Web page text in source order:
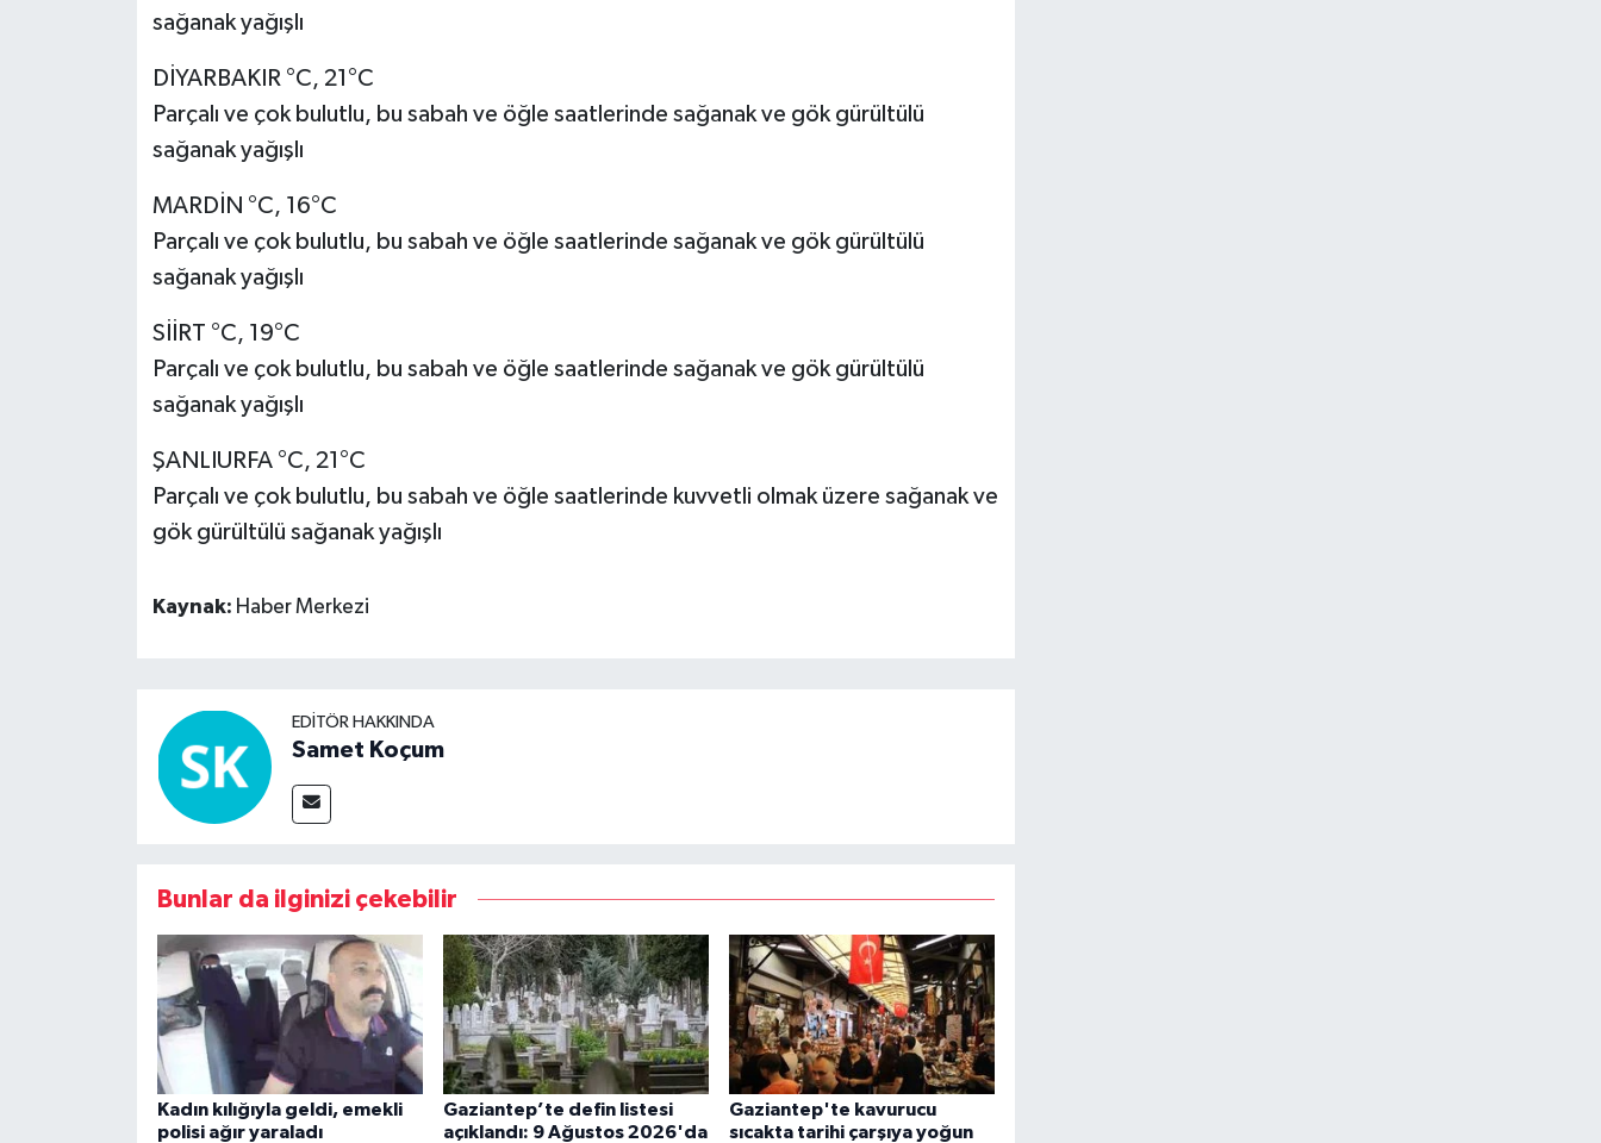
sağanak yağışlı
DİYARBAKIR °C, 21°C
Parçalı ve çok bulutlu, bu sabah ve öğle saatlerinde sağanak ve gök gürültülü
sağanak yağışlı
MARDİN °C, 16°C
Parçalı ve çok bulutlu, bu sabah ve öğle saatlerinde sağanak ve gök gürültülü
sağanak yağışlı
SİİRT °C, 19°C
Parçalı ve çok bulutlu, bu sabah ve öğle saatlerinde sağanak ve gök gürültülü
sağanak yağışlı
ŞANLIURFA °C, 21°C
Parçalı ve çok bulutlu, bu sabah ve öğle saatlerinde kuvvetli olmak üzere sağanak ve
gök gürültülü sağanak yağışlı
Kaynak: Haber Merkezi
EDITÖR HAKKINDA
Samet Koçum
Bunlar da ilginizi çekebilir
Kadın kılığıyla geldi, emekli
polisi ağır yaraladı
Gaziantep’te defin listesi
açıklandı: 9 Ağustos 2026'da
Gaziantep'te kavurucu
sıcakta tarihi çarşıya yoğun